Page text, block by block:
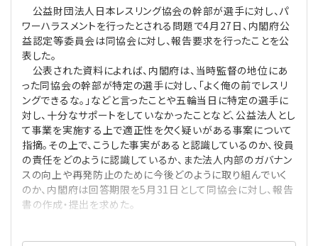
定款関連
法改正-法人運営
インボイス
電子帳簿保存法
法改正-法務
IT
論壇
カレンダー
NEWS・TOPIC・特報
【連載】オピニオンリーダーのnote
【連載】会計相談室
【連載】公益法人運営実務の処方箋
【連載】これからの時代の資産運用
【連載】採用・定着・育成のための人事戦略
【連載】事例に学ぶ立入検査で想定される指摘事項
【連載】シェアコモン200インタビュー
【連載】シェアコモン200 誌上相談室
【連載】実務と税務のポイント
公益・一般法人オンラインとは
登録案内
専門誌一覧
お問合せ
プライバシーポリシー
公益財団法人日本レスリング協会の幹部が選手に対し、パ
ワーハラスメントを行ったとされる問題で4月27日、内閣府公
益認定等委員会は同協会に対し、報告要求を行ったことを公
表した。
公表された資料によれば、内閣府は、当時監督の地位にあ
った同協会の幹部が特定の選手に対し、「よく俺の前でレスリ
ングできるな。」などと言ったことや五輪当日に特定の選手に
対し、十分なサポートをしていなかったことなど、公益法人とし
て事業を実施する上で適正性を欠く疑いがある事案について
指摘。その上で、こうした事実があると認識しているのか、役員
の責任をどのように認識しているか、また法人内部のガバナン
スの向上や再発防止のために今後どのように取り組んでいく
のか、内閣府は回答期限を5月31日として同協会に対し、報告
書の作成・提出を求めた。